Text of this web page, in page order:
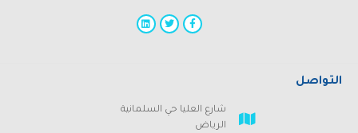
التواصل
شارع العليا حي السلمانية
الرياض